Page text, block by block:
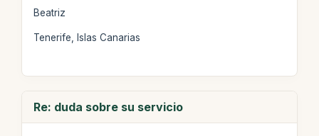
Beatriz
Tenerife, Islas Canarias
Re: duda sobre su servicio